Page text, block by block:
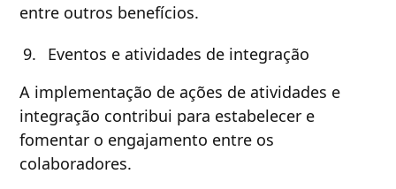
entre outros benefícios.
Eventos e atividades de integração
A implementação de ações de atividades e
integração contribui para estabelecer e
fomentar o engajamento entre os
colaboradores.